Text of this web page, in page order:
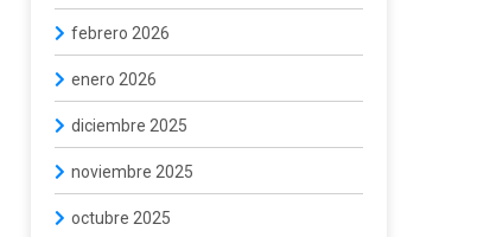
febrero 2026
enero 2026
diciembre 2025
noviembre 2025
octubre 2025